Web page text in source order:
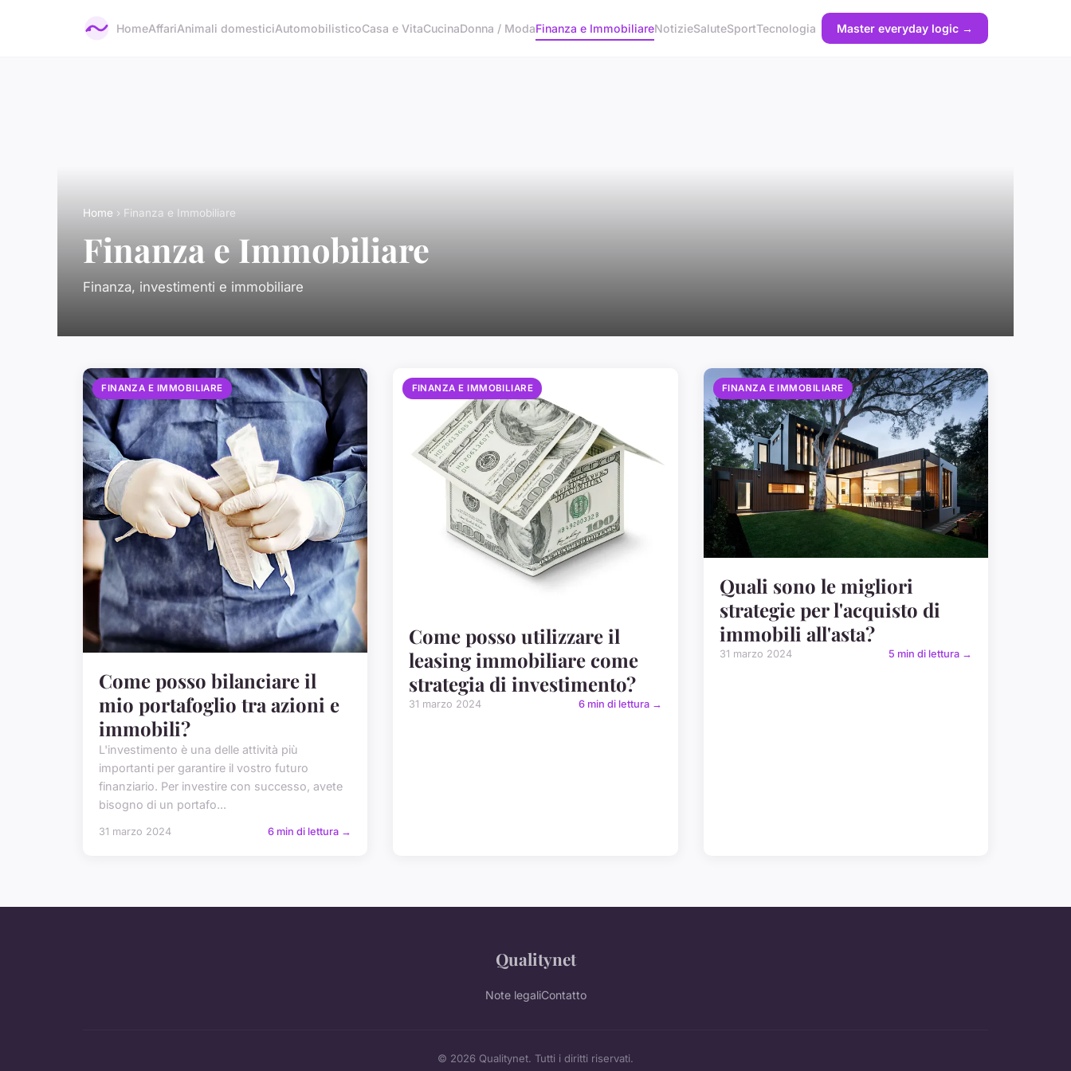
HomeAffariAnimali domesticiAutomobilisticoCasa e VitaCucinaDonna / ModaFinanza e ImmobiliareNotizieSaluteSportTecnologia Master everyday logic →
Home › Finanza e Immobiliare
Finanza e Immobiliare
Finanza, investimenti e immobiliare
FINANZA E IMMOBILIARE
Come posso bilanciare il
mio portafoglio tra azioni e
immobili?
L'investimento è una delle attività più
importanti per garantire il vostro futuro
finanziario. Per investire con successo, avete
bisogno di un portafo...
31 marzo 2024 6 min di lettura →
FINANZA E IMMOBILIARE
Come posso utilizzare il
leasing immobiliare come
strategia di investimento?
31 marzo 2024 6 min di lettura →
FINANZA E IMMOBILIARE
Quali sono le migliori
strategie per l'acquisto di
immobili all'asta?
31 marzo 2024 5 min di lettura →
Qualitynet
Note legaliContatto
© 2026 Qualitynet. Tutti i diritti riservati.